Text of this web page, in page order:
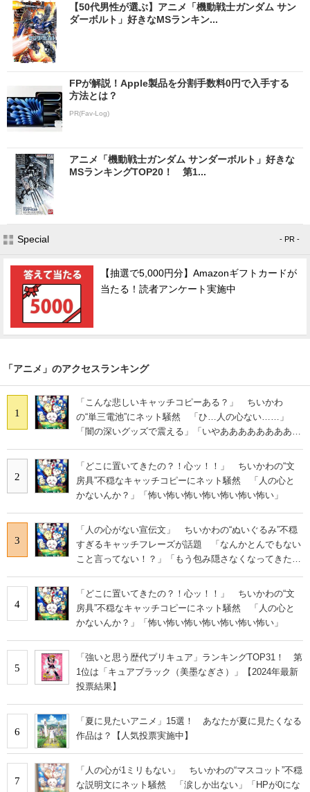
【50代男性が選ぶ】アニメ「機動戦士ガンダム サン
ダーボルト」好きなMSランキン...
FPが解説！Apple製品を分割手数料0円で入手する
方法とは？
PR(Fav-Log)
アニメ「機動戦士ガンダム サンダーボルト」好きな
MSランキングTOP20！ 第1...
Special - PR -
【抽選で5,000円分】Amazonギフトカードが
当たる！読者アンケート実施中
「アニメ」のアクセスランキング
1
「こんな悲しいキャッチコピーある？」 ちいかわ
の“単三電池”にネット騒然 「ひ…人の心ない……」
「闇の深いグッズで震える」「いやあああああああああ
2
「どこに置いてきたの？！心ッ！！」 ちいかわの“文
房具”不穏なキャッチコピーにネット騒然 「人の心と
かないんか？」「怖い怖い怖い怖い怖い怖い怖い」
3
「人の心がない宣伝文」 ちいかわの“ぬいぐるみ”不穏
すぎるキャッチフレーズが話題 「なんかとんでもない
こと言ってない！？」「もう包み隠さなくなってきた
4
「どこに置いてきたの？！心ッ！！」 ちいかわの“文
房具”不穏なキャッチコピーにネット騒然 「人の心と
かないんか？」「怖い怖い怖い怖い怖い怖い怖い」
5
「強いと思う歴代プリキュア」ランキングTOP31！ 第
1位は「キュアブラック（美墨なぎさ）」【2024年最新
投票結果】
6
「夏に見たいアニメ」15選！ あなたが夏に見たくなる
作品は？【人気投票実施中】
7
「人の心が1ミリもない」 ちいかわの“マスコット”不穏
な説明文にネット騒然 「涙しか出ない」「HPが0にな